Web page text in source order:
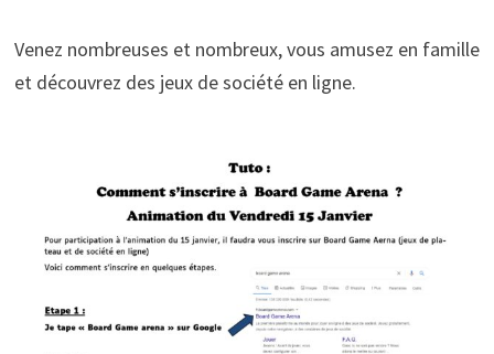
Venez nombreuses et nombreux, vous amusez en famille
et découvrez des jeux de société en ligne.